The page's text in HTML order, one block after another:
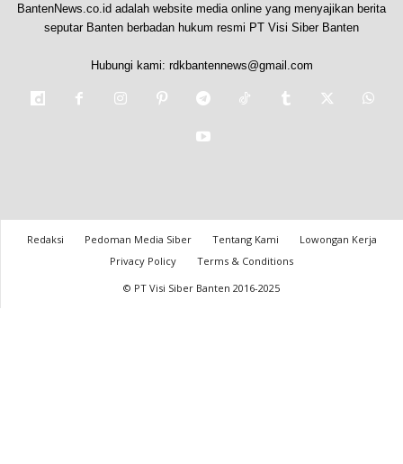
BantenNews.co.id adalah website media online yang menyajikan berita
seputar Banten berbadan hukum resmi PT Visi Siber Banten
Hubungi kami: rdkbantennews@gmail.com
Redaksi Pedoman Media Siber Tentang Kami
Lowongan Kerja
Privacy Policy
Terms & Conditions
© PT Visi Siber Banten 2016-2025